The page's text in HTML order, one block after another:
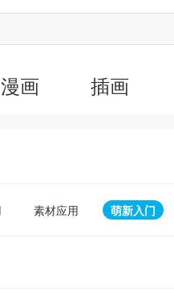
漫画 插画
素材应用 萌新入门